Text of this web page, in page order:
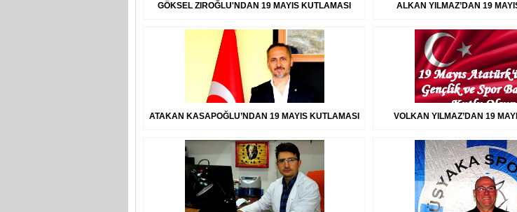
GÖKSEL ZIROĞLU'NDAN 19 MAYIS KUTLAMASI ALKAN YILMAZ’DAN 19
ATAKAN KASAPOĞLU’NDAN 19 MAYIS KUTLAMASI VOLKAN YILMAZ’DAN 19